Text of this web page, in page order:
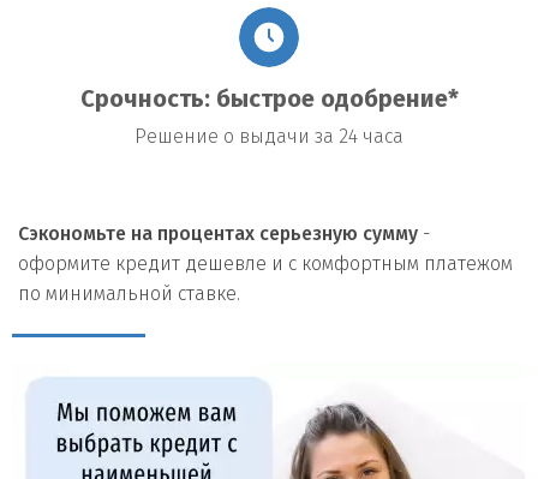
Срочность: быстрое одобрение*
Решение о выдачи за 24 часа
Сэкономьте на процентах серьезную сумму -
оформите кредит дешевле и с комфортным платежом
по минимальной ставке.